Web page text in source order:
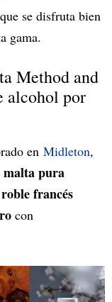
se disfruta bien
gama.
Method and
alcohol por
en Midleton,
malta pura
francés
con